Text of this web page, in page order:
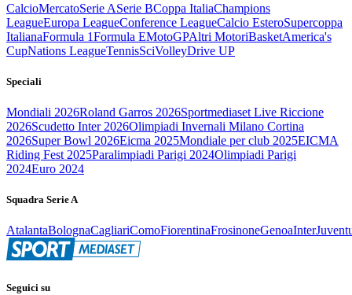
CalcioMercatoSerie ASerie BCoppa ItaliaChampions
LeagueEuropa LeagueConference LeagueCalcio EsteroSupercoppa
ItalianaFormula 1Formula EMotoGPAltri MotoriBasketAmerica's
CupNations LeagueTennisSciVolleyDrive UP
Speciali
Mondiali 2026Roland Garros 2026Sportmediaset Live Riccione
2026Scudetto Inter 2026Olimpiadi Invernali Milano Cortina
2026Super Bowl 2026Eicma 2025Mondiale per club 2025EICMA
Riding Fest 2025Paralimpiadi Parigi 2024Olimpiadi Parigi
2024Euro 2024
Squadra Serie A
AtalantaBolognaCagliariComoFiorentinaFrosinoneGenoaInter
Seguici su